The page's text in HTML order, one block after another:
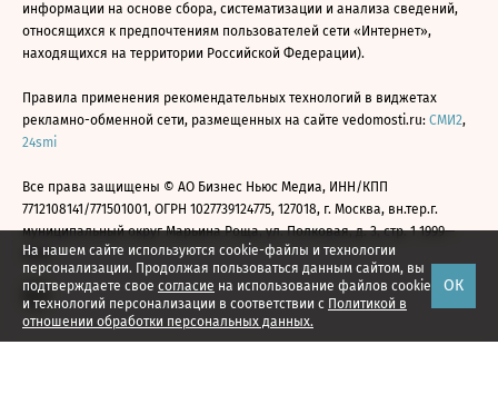
На нашем сайте используются cookie-файлы и технологии
персонализации. Продолжая пользоваться данным сайтом, вы
подтверждаете свое согласие на использование файлов cookie
и технологий персонализации в соответствии с Политикой в
отношении обработки персональных данных.
ОК
информации на основе сбора, систематизации и анализа сведений,
относящихся к предпочтениям пользователей сети «Интернет»,
находящихся на территории Российской Федерации).
Правила применения рекомендательных технологий в виджетах
рекламно-обменной сети, размещенных на сайте vedomosti.ru: СМИ2,
24smi
Все права защищены © АО Бизнес Ньюс Медиа, ИНН/КПП
7712108141/771501001, ОГРН 1027739124775, 127018, г. Москва, вн.тер.г.
муниципальный округ Марьина Роща, ул. Полковая, д. 3, стр. 1 1999—
2026